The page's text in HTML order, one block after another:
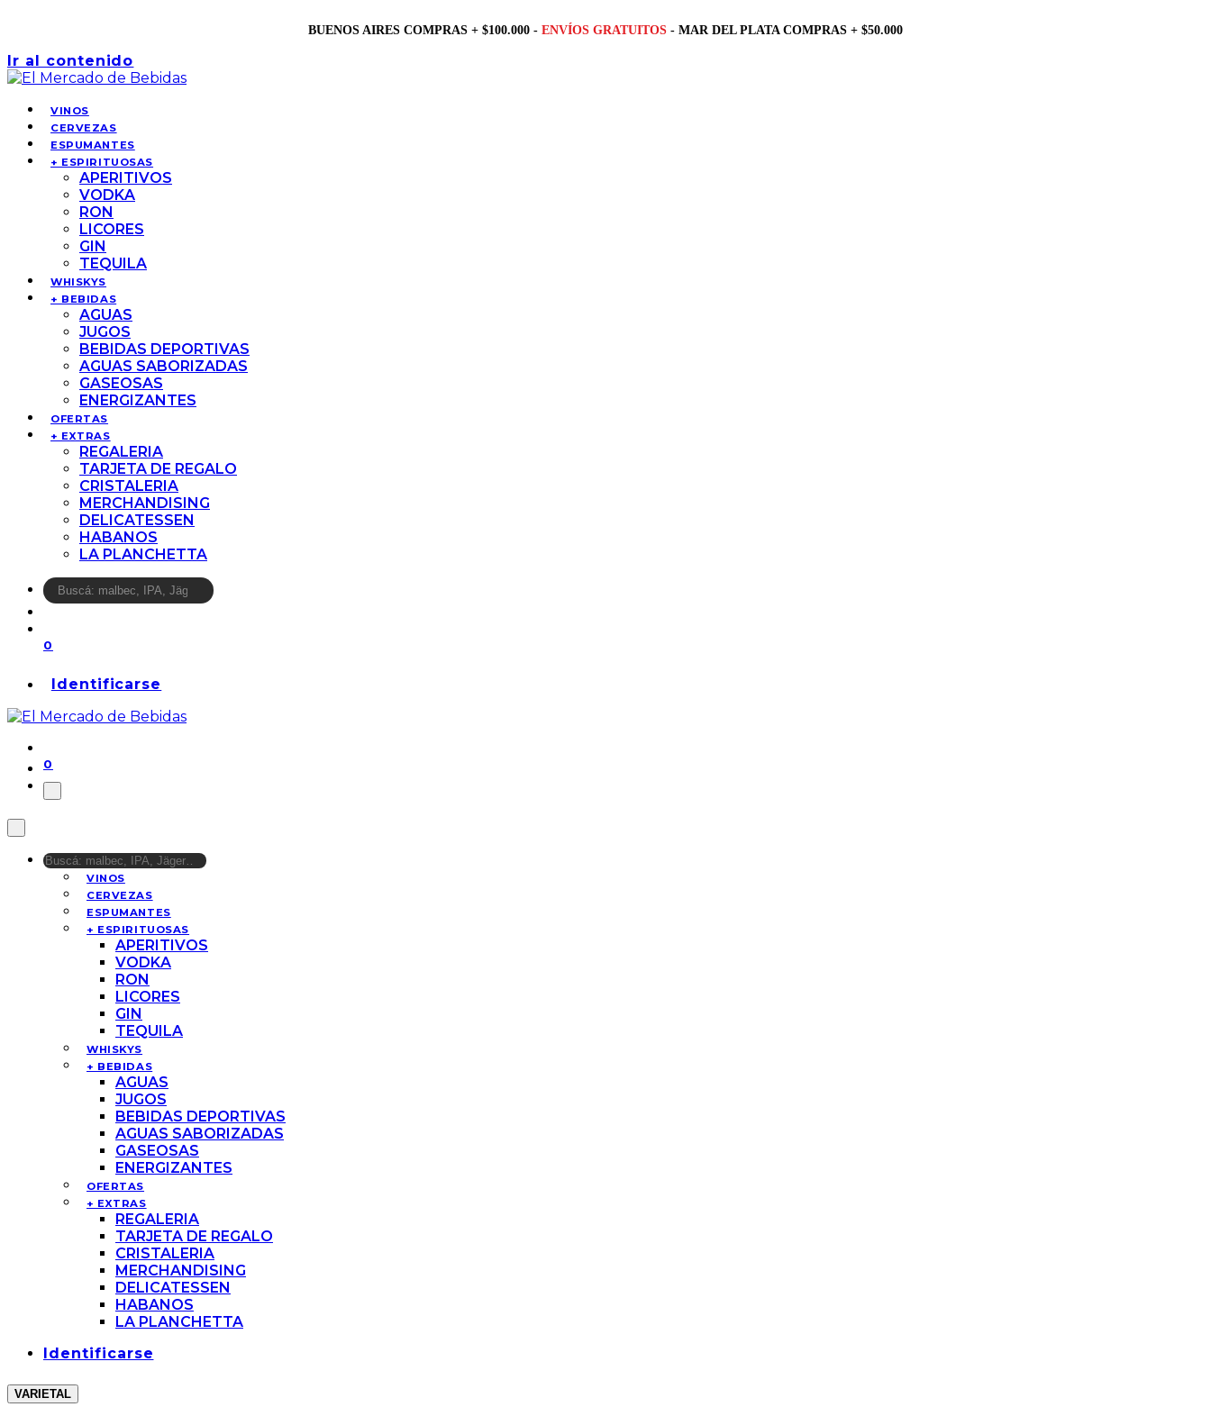
BUENOS AIRES COMPRAS + $100.000 - ENVÍOS GRATUITOS - MAR DEL PLATA COMPRAS + $50.000
Ir al contenido
VINOS
CERVEZAS
ESPUMANTES
+ ESPIRITUOSAS
APERITIVOS
VODKA
RON
LICORES
GIN
TEQUILA
WHISKYS
+ BEBIDAS
AGUAS
JUGOS
BEBIDAS DEPORTIVAS
AGUAS SABORIZADAS
GASEOSAS
ENERGIZANTES
OFERTAS
+ EXTRAS
REGALERIA
TARJETA DE REGALO
CRISTALERIA
MERCHANDISING
DELICATESSEN
HABANOS
LA PLANCHETTA
0
Identificarse
0
VINOS
CERVEZAS
ESPUMANTES
+ ESPIRITUOSAS
APERITIVOS
VODKA
RON
LICORES
GIN
TEQUILA
WHISKYS
+ BEBIDAS
AGUAS
JUGOS
BEBIDAS DEPORTIVAS
AGUAS SABORIZADAS
GASEOSAS
ENERGIZANTES
OFERTAS
+ EXTRAS
REGALERIA
TARJETA DE REGALO
CRISTALERIA
MERCHANDISING
DELICATESSEN
HABANOS
LA PLANCHETTA
Identificarse
VARIETAL